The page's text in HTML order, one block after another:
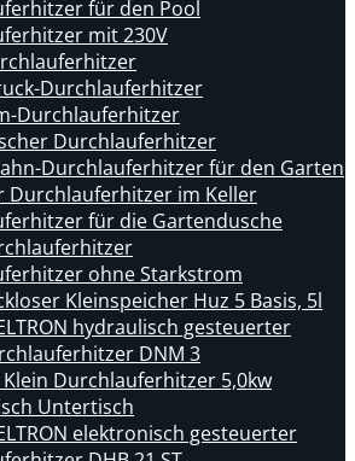
für den Pool
mit 230V
Durchlauferhitzer
Durchlauferhitzer
Durchlauferhitzer
Durchlauferhitzer für den Garten
Durchlauferhitzer im Keller
für die Gartendusche
ohne Starkstrom
Kleinspeicher Huz 5 Basis, 5l
hydraulisch gesteuerter
DNM 3
Klein Durchlauferhitzer 5,0kw
Untertisch
elektronisch gesteuerter